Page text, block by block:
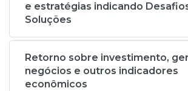
e estratégias indicando
Soluções
Retorno sobre investimento,
negócios e outros indicadores
econômicos